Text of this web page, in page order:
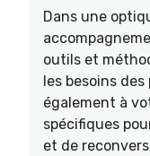
Dans une
outils et
les besoins
également à
spécifiques
et de